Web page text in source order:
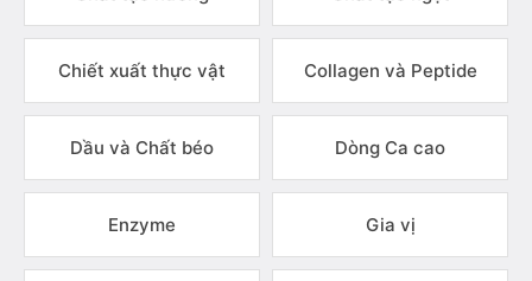
Chiết xuất thực vật Collagen và Peptide
Dầu và Chất béo Dòng Ca cao
Enzyme Gia vị